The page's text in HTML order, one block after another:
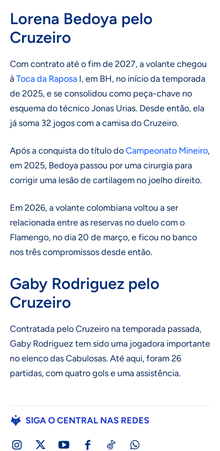
Lorena Bedoya pelo
Cruzeiro
Com contrato até o fim de 2027, a volante chegou
àToca da Raposa I, em BH, no início da temporada
de 2025, e se consolidou como peça-chave no
esquema do técnico Jonas Urias. Desde então, ela
já soma 32 jogos com a camisa do Cruzeiro.
Após a conquista do título doCampeonato Mineiro,
em 2025, Bedoya passou por uma cirurgia para
corrigir uma lesão de cartilagem no joelho direito.
Em 2026, a volante colombiana voltou a ser
relacionada entre as reservas no duelo com o
Flamengo, no dia 20 de março, e ficou no banco
nos três compromissos desde então.
Gaby Rodriguez pelo
Cruzeiro
Contratada pelo Cruzeiro na temporada passada,
Gaby Rodriguez tem sido uma jogadora importante
no elenco das Cabulosas. Até aqui, foram 26
partidas, com quatro gols e uma assistência.
SIGA O CENTRAL NAS REDES